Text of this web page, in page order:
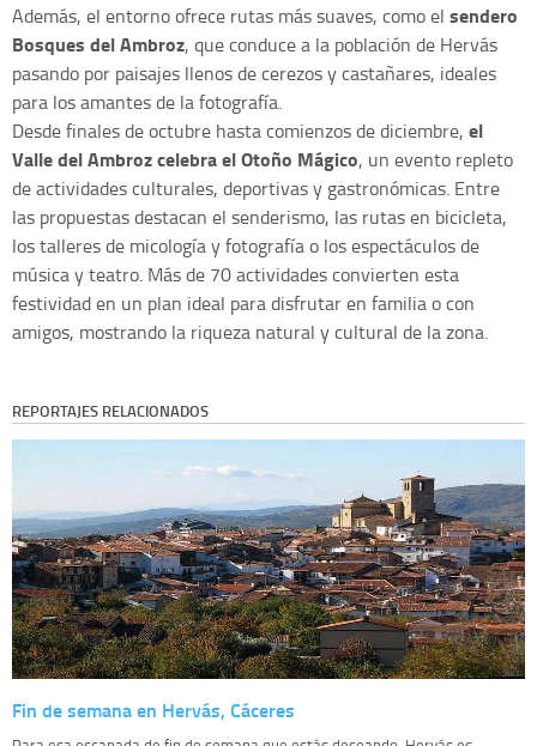
Además, el entorno ofrece rutas más suaves, como el sendero
Bosques del Ambroz, que conduce a la población de Hervás
pasando por paisajes llenos de cerezos y castañares, ideales
para los amantes de la fotografía.
Desde finales de octubre hasta comienzos de diciembre, el
Valle del Ambroz celebra el Otoño Mágico, un evento repleto
de actividades culturales, deportivas y gastronómicas. Entre
las propuestas destacan el senderismo, las rutas en bicicleta,
los talleres de micología y fotografía o los espectáculos de
música y teatro. Más de 70 actividades convierten esta
festividad en un plan ideal para disfrutar en familia o con
amigos, mostrando la riqueza natural y cultural de la zona.
REPORTAJES RELACIONADOS
Fin de semana en Hervás, Cáceres